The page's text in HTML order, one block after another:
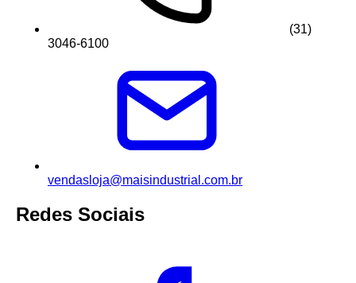
(31)
3046-6100
vendasloja@maisindustrial.com.br
Redes Sociais